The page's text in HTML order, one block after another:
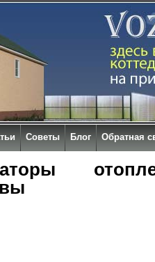
Советы Блог Обратная